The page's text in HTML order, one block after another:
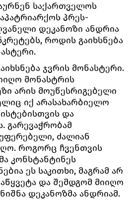
საქართველოს
პრეს-
დეკანოზი ანდრია
როდის გაიხსნება
ჯვრის მონასტერი.
მონასტრის
არის მოუწესრიგებელი
იქ არასახარბიელო
და
გარევაჭრობამ
ძალიან
როგორც ჩვენთვის
კონსტანტინეს
ეს საკითხი, მაგრამ არ
და შემდგომ მიიღო
დეკანოზმა ანდრიამ.